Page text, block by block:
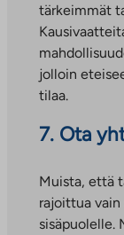
tärkeimmät
jolloin
tilaa.
7. Ota
Muista, että
rajoittua vain
sisäpuolelle.